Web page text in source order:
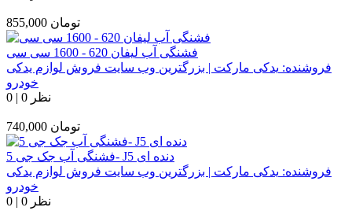
855,000 تومان
فشنگی آب لیفان 620 - 1600 سی سی
فروشنده: یدکی مارکت | بزرگترین وب سایت فروش لوازم یدکی
خودرو
0 | 0 نظر
740,000 تومان
فشنگی آب جک جی 5- J5 دنده ای
فروشنده: یدکی مارکت | بزرگترین وب سایت فروش لوازم یدکی
خودرو
0 | 0 نظر